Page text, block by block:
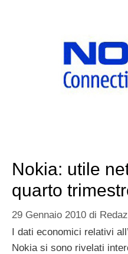
Nokia: utile
quarto
29 Gennaio 2010 di
I dati economici relativi
Nokia si sono rivelati